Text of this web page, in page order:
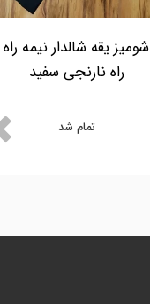
شومیز یقه شالدار نیمه راه
راه نارنجی سفید
تمام شد